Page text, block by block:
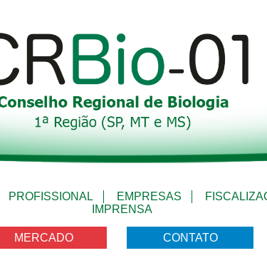
PROFISSIONAL EMPRESAS
IMPRENSA
MERCADO CONTATO